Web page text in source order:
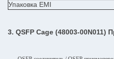
Упаковка EMI
3. QSFP Cage (48003-00N011)